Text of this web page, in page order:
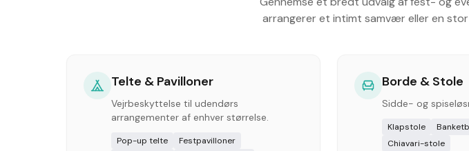
arrangerer et intimt samvær eller en
Telte & Pavilloner
Vejrbeskyttelse til udendørs
arrangementer af enhver størrelse.
Pop-up telte
Festpavilloner
Borde & Stole
Sidde- og
Klapstole
Chiavari-stole